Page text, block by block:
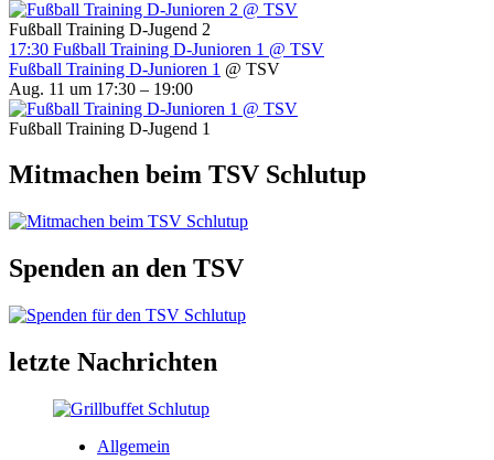
Fußball Training D-Jugend 2
17:30 Fußball Training D-Junioren 1 @ TSV
Fußball Training D-Junioren 1 @ TSV
Aug. 11 um 17:30 – 19:00
Fußball Training D-Jugend 1
Mitmachen beim TSV Schlutup
Spenden an den TSV
letzte Nachrichten
Allgemein